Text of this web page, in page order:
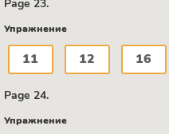
Page 23.
Упражнение
11 12 16
Page 24.
Упражнение